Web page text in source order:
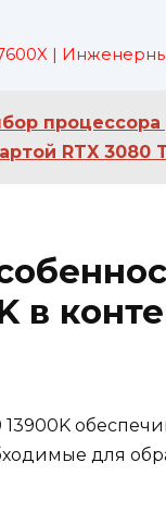
|
RTX 3080
в
для